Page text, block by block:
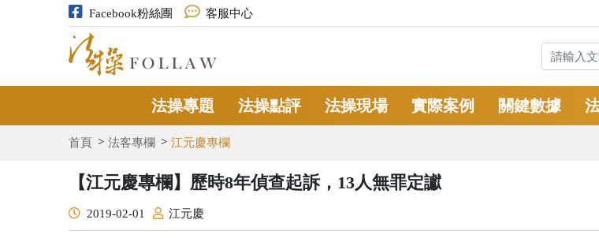
Facebook粉絲團 客服中心
法操專題 法操點評 法操現場 實際案例 關鍵數據
首頁 法客專欄 江元慶專欄
【江元慶專欄】歷時8年偵查起訴，13人無罪定讞
2019-02-01 江元慶